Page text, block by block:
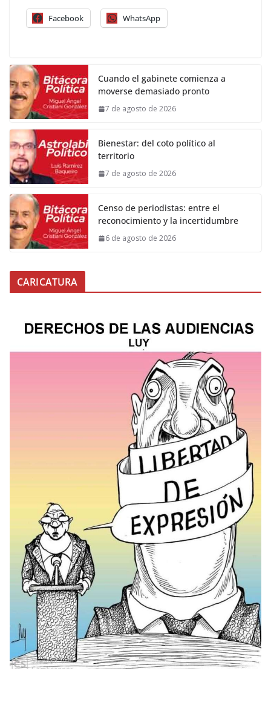
Facebook WhatsApp
Cuando el gabinete comienza a
moverse demasiado pronto
7 de agosto de 2026
Bienestar: del coto político al
territorio
7 de agosto de 2026
Censo de periodistas: entre el
reconocimiento y la incertidumbre
6 de agosto de 2026
CARICATURA